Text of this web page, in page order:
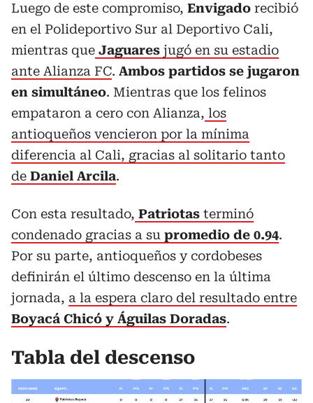
Luego de este compromiso, Envigado recibió
en el Polideportivo Sur al Deportivo Cali,
mientras que Jaguares jugó en su estadio
ante Alianza FC. Ambos partidos se jugaron
en simultáneo. Mientras que los felinos
empataron a cero con Alianza, los
antioqueños vencieron por la mínima
diferencia al Cali, gracias al solitario tanto
de Daniel Arcila.
Con esta resultado, Patriotas terminó
condenado gracias a su promedio de 0.94.
Por su parte, antioqueños y cordobeses
definirán el último descenso en la última
jornada, a la espera claro del resultado entre
Boyacá Chicó y Águilas Doradas.
Tabla del descenso